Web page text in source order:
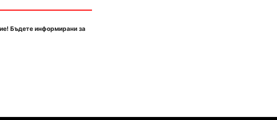
Бъдете информирани за